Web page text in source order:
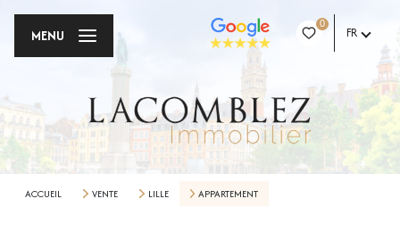
0
FR
MENU
ACCUEIL VENTE LILLE APPARTEMENT